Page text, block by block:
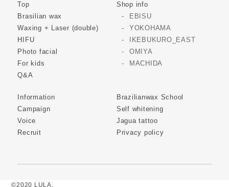
Top
Brasilian wax
Waxing + Laser (double)
HIFU
Photo facial
For kids
Q&A
Shop info
EBISU
YOKOHAMA
IKEBUKURO_EAST
OMIYA
MACHIDA
Information
Campaign
Voice
Recruit
Brazilianwax School
Self whitening
Jagua tattoo
Privacy policy
©2020 LULA.